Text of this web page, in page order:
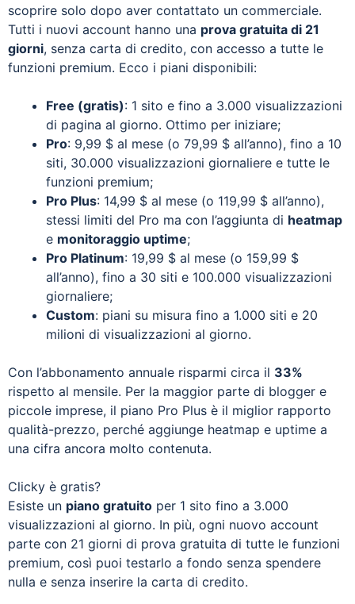
scoprire solo dopo aver contattato un commerciale.
Tutti i nuovi account hanno una prova gratuita di 21
giorni, senza carta di credito, con accesso a tutte le
funzioni premium. Ecco i piani disponibili:
Free (gratis): 1 sito e fino a 3.000 visualizzazioni
di pagina al giorno. Ottimo per iniziare;
Pro: 9,99 $ al mese (o 79,99 $ all’anno), fino a 10
siti, 30.000 visualizzazioni giornaliere e tutte le
funzioni premium;
Pro Plus: 14,99 $ al mese (o 119,99 $ all’anno),
stessi limiti del Pro ma con l’aggiunta di heatmap
e monitoraggio uptime;
Pro Platinum: 19,99 $ al mese (o 159,99 $
all’anno), fino a 30 siti e 100.000 visualizzazioni
giornaliere;
Custom: piani su misura fino a 1.000 siti e 20
milioni di visualizzazioni al giorno.
Con l’abbonamento annuale risparmi circa il 33%
rispetto al mensile. Per la maggior parte di blogger e
piccole imprese, il piano Pro Plus è il miglior rapporto
qualità-prezzo, perché aggiunge heatmap e uptime a
una cifra ancora molto contenuta.
Clicky è gratis?
Esiste un piano gratuito per 1 sito fino a 3.000
visualizzazioni al giorno. In più, ogni nuovo account
parte con 21 giorni di prova gratuita di tutte le funzioni
premium, così puoi testarlo a fondo senza spendere
nulla e senza inserire la carta di credito.